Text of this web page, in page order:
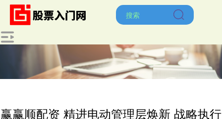
赢赢顺配资 精进电动管理层焕新 战略执行